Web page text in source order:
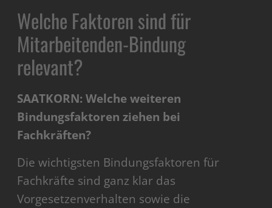
Welche Faktoren sind für
Mitarbeitenden-Bindung
relevant?
SAATKORN: Welche weiteren
Bindungsfaktoren ziehen bei
Fachkräften?
Die wichtigsten Bindungsfaktoren für
Fachkräfte sind ganz klar das
Vorgesetzenverhalten sowie die